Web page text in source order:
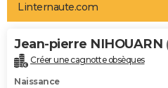
Art de vivre
Bien-être
Loisirs
Mode
Modes de vie
Alimentation
Guide de la santé
Maladies
Médicaments
Sommeil
VOYAGE
Destinations
City break
Voyage nature
Voyage de noces
Forum
Climat
+PHOTO
Linternaute.com
Jean-pierre NIHOUARN
Créer une cagnotte obsèques
Naissance